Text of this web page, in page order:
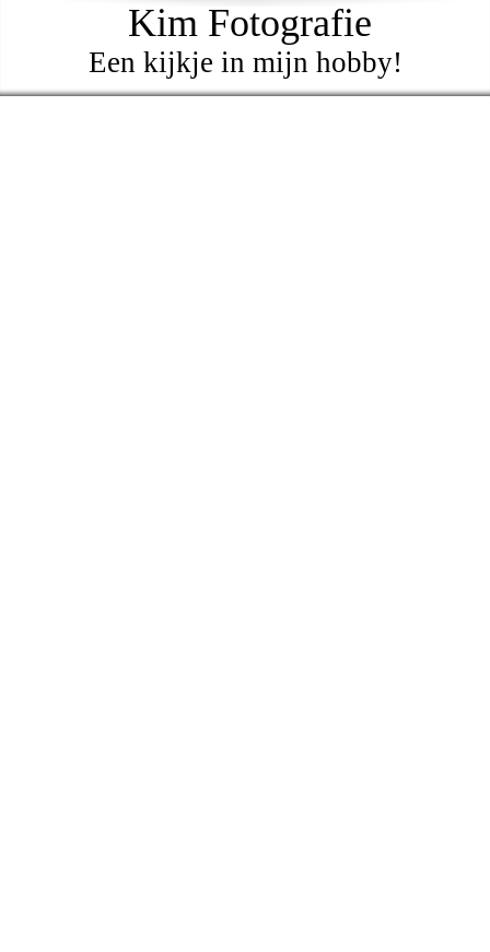
Kim Fotografie
Een kijkje in mijn hobby!